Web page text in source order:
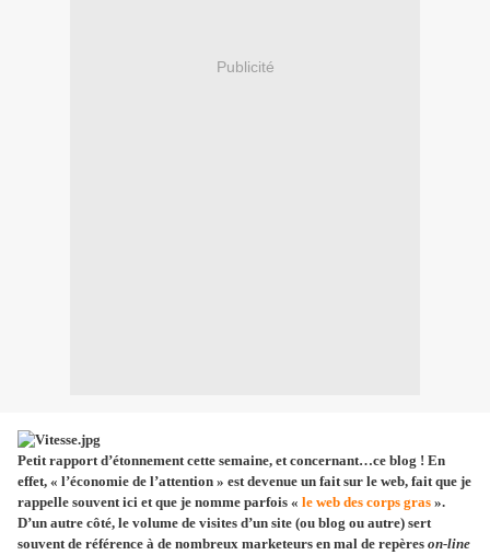
Publicité
Petit rapport d’étonnement cette semaine, et concernant…ce blog ! En
effet, « l’économie de l’attention » est devenue un fait sur le web, fait que je
rappelle souvent ici et que je nomme parfois « le web des corps gras ».
D’un autre côté, le volume de visites d’un site (ou blog ou autre) sert
souvent de référence à de nombreux marketeurs en mal de repères on-line